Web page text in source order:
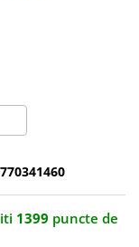
1399 puncte de